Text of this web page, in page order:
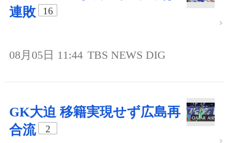
連敗
16
08月05日 11:44 TBS NEWS DIG
GK大迫 移籍実現せず広島再
合流
2